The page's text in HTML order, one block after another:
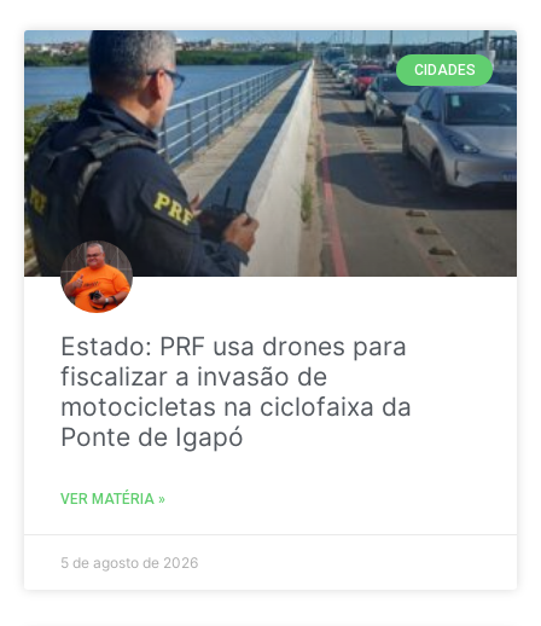
CIDADES
Estado: PRF usa drones para
fiscalizar a invasão de
motocicletas na ciclofaixa da
Ponte de Igapó
VER MATÉRIA »
5 de agosto de 2026